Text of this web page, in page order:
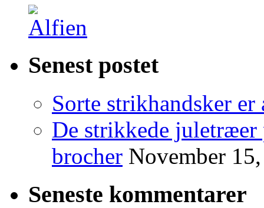
Senest postet
Sorte strikhandsker er
De strikkede juletræer
brocher November
Seneste kommentarer